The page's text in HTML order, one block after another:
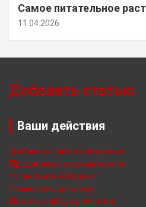
Самое питательное
11.04.2026
Добавить статью
Ваши действия
Добавить сайт в избранное
Предложить свой материал
Установить Я.Виджет
Разместить рекламу
Помочь сайту в развитии